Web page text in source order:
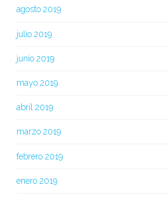
agosto 2019
julio 2019
junio 2019
mayo 2019
abril 2019
marzo 2019
febrero 2019
enero 2019